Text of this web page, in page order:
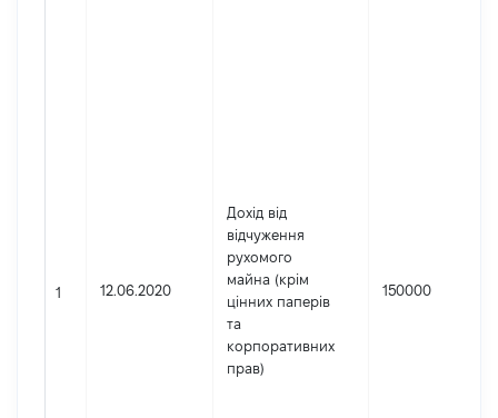
1 12.06.2020
Дохід від
відчуження
рухомого
майна (крім
цінних паперів
та
корпоративних
прав)
150000